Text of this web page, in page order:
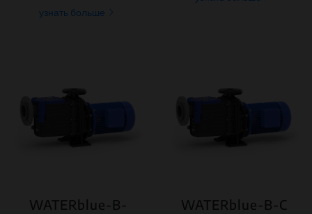
узнать больше
WATERblue-B-
WATERblue-B-C